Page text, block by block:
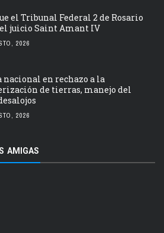
el Tribunal Federal 2 de Rosario
juicio Saint Amant IV
2026
nacional en rechazo a la
de tierras, manejo del
2026
AMIGAS